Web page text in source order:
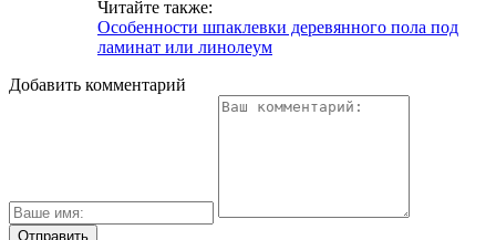
Читайте также:
Особенности шпаклевки деревянного пола под
ламинат или линолеум
Добавить комментарий